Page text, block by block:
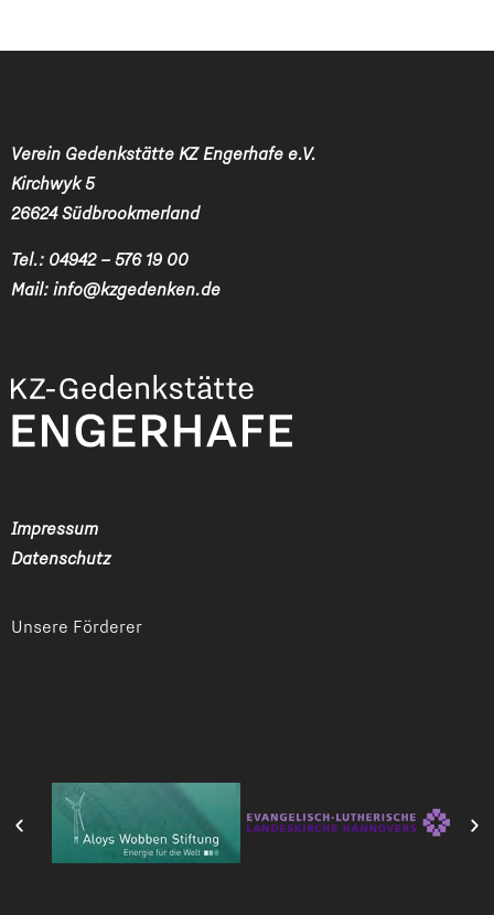
Verein Gedenkstätte KZ Engerhafe e.V.
Kirchwyk 5
26624 Südbrookmerland
Tel.: 04942 – 576 19 00
Mail: info@kzgedenken.de
Impressum
Datenschutz
Unsere Förderer